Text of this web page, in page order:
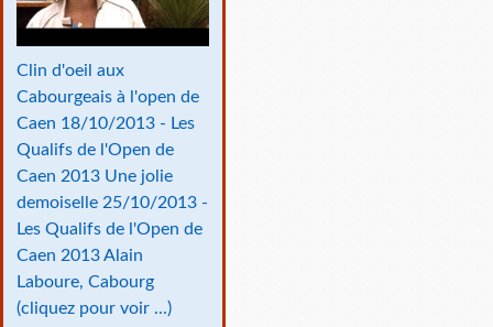
Clin d'oeil aux
Cabourgeais à l'open de
Caen 18/10/2013 - Les
Qualifs de l'Open de
Caen 2013 Une jolie
demoiselle 25/10/2013 -
Les Qualifs de l'Open de
Caen 2013 Alain
Laboure, Cabourg
(cliquez pour voir ...)